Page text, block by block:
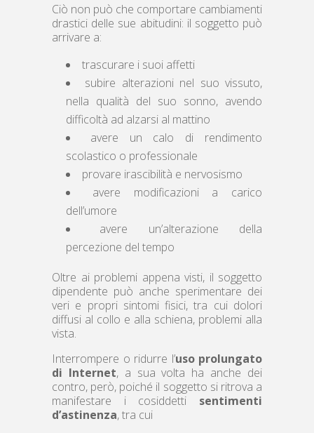
Ciò non può che comportare cambiamenti
drastici delle sue abitudini: il soggetto può
arrivare a:
trascurare i suoi affetti
subire alterazioni nel suo vissuto,
nella qualità del suo sonno, avendo
difficoltà ad alzarsi al mattino
avere un calo di rendimento
scolastico o professionale
provare irascibilità e nervosismo
avere modificazioni a carico
dell’umore
avere un’alterazione della
percezione del tempo
Oltre ai problemi appena visti, il soggetto
dipendente può anche sperimentare dei
veri e propri sintomi fisici, tra cui dolori
diffusi al collo e alla schiena, problemi alla
vista.
Interrompere o ridurre l’uso prolungato
di Internet, a sua volta ha anche dei
contro, però, poiché il soggetto si ritrova a
manifestare i cosiddetti sentimenti
d’astinenza, tra cui